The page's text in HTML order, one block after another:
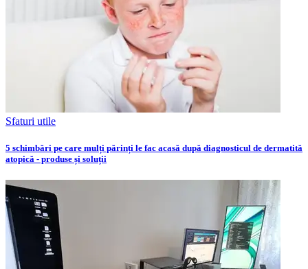
Sfaturi utile
5 schimbări pe care mulți părinți le fac acasă după diagnosticul de dermatită
atopică - produse și soluții